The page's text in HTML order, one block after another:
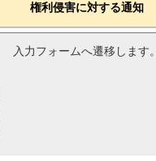
権利侵害に対する通知
入力フォームへ遷移します。